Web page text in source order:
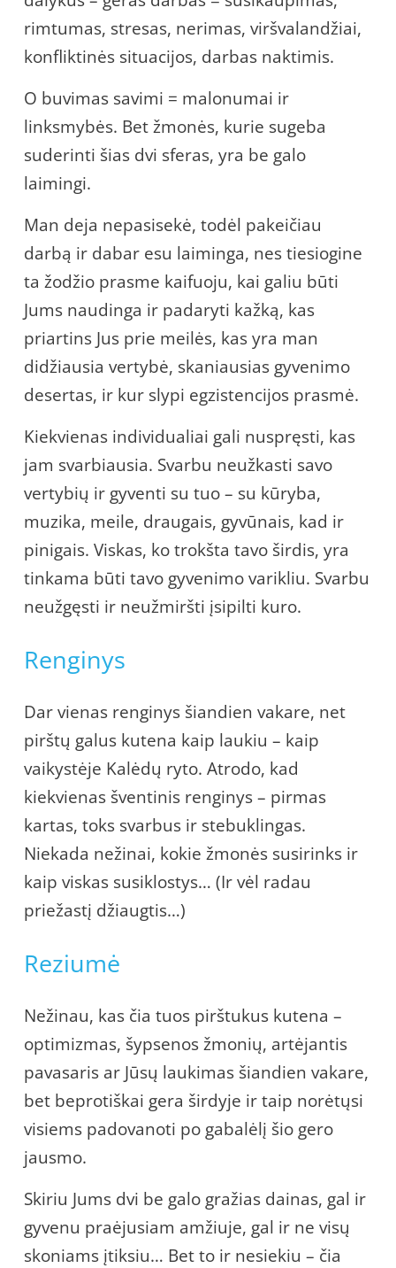
rimtumas, stresas, nerimas, viršvalandžiai,
konfliktinės situacijos, darbas naktimis.
O buvimas savimi = malonumai ir
linksmybės. Bet žmonės, kurie sugeba
suderinti šias dvi sferas, yra be galo
laimingi.
Man deja nepasisekė, todėl pakeičiau
darbą ir dabar esu laiminga, nes tiesiogine
ta žodžio prasme kaifuoju, kai galiu būti
Jums naudinga ir padaryti kažką, kas
priartins Jus prie meilės, kas yra man
didžiausia vertybė, skaniausias gyvenimo
desertas, ir kur slypi egzistencijos prasmė.
Kiekvienas individualiai gali nuspręsti, kas
jam svarbiausia. Svarbu neužkasti savo
vertybių ir gyventi su tuo – su kūryba,
muzika, meile, draugais, gyvūnais, kad ir
pinigais. Viskas, ko trokšta tavo širdis, yra
tinkama būti tavo gyvenimo varikliu. Svarbu
neužgęsti ir neužmiršti įsipilti kuro.
Renginys
Dar vienas renginys šiandien vakare, net
pirštų galus kutena kaip laukiu – kaip
vaikystėje Kalėdų ryto. Atrodo, kad
kiekvienas šventinis renginys – pirmas
kartas, toks svarbus ir stebuklingas.
Niekada nežinai, kokie žmonės susirinks ir
kaip viskas susiklostys… (Ir vėl radau
priežastį džiaugtis…)
Reziumė
Nežinau, kas čia tuos pirštukus kutena –
optimizmas, šypsenos žmonių, artėjantis
pavasaris ar Jūsų laukimas šiandien vakare,
bet beprotiškai gera širdyje ir taip norėtųsi
visiems padovanoti po gabalėlį šio gero
jausmo.
Skiriu Jums dvi be galo gražias dainas, gal ir
gyvenu praėjusiam amžiuje, gal ir ne visų
skoniams įtiksiu… Bet to ir nesiekiu – čia